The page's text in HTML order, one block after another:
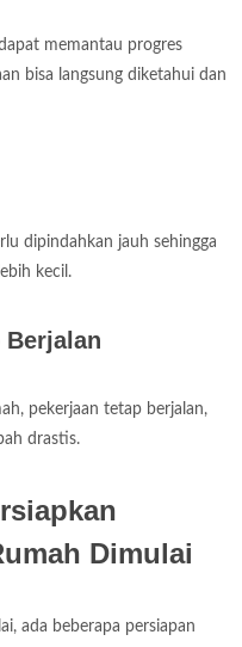
memantau progres
bisa langsung diketahui dan
dipindahkan jauh sehingga
kecil.
Berjalan
pekerjaan tetap berjalan,
drastis.
Dimulai
ada beberapa persiapan